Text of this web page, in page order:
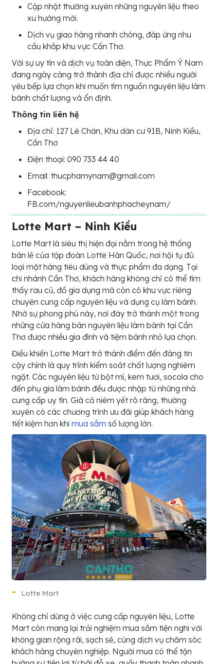
Cập nhật thường xuyên những nguyên liệu theo
xu hướng mới.
Dịch vụ giao hàng nhanh chóng, đáp ứng nhu
cầu khắp khu vực Cần Thơ.
Với sự uy tín và dịch vụ toàn diện, Thực Phẩm Ý Nam
đang ngày càng trở thành địa chỉ được nhiều người
yêu bếp lựa chọn khi muốn tìm nguồn nguyên liệu làm
bánh chất lượng và ổn định.
Thông tin liên hệ
Địa chỉ: 127 Lê Chân, Khu dân cư 91B, Ninh Kiều,
Cần Thơ
Điện thoại: 090 733 44 40
Email: thucphamynam@gmail.com
Facebook:
FB.com/nguyenlieubanhphacheynam/
Lotte Mart – Ninh Kiều
Lotte Mart là siêu thị hiện đại nằm trong hệ thống
bán lẻ của tập đoàn Lotte Hàn Quốc, nơi hội tụ đủ
loại mặt hàng tiêu dùng và thực phẩm đa dạng. Tại
chi nhánh Cần Thơ, khách hàng không chỉ có thể tìm
thấy rau củ, đồ gia dụng mà còn có khu vực riêng
chuyên cung cấp nguyên liệu và dụng cụ làm bánh.
Nhờ sự phong phú này, nơi đây trở thành một trong
những cửa hàng bán nguyên liệu làm bánh tại Cần
Thơ được nhiều gia đình và tiệm bánh nhỏ lựa chọn.
Điều khiến Lotte Mart trở thành điểm đến đáng tin
cậy chính là quy trình kiểm soát chất lượng nghiêm
ngặt. Các nguyên liệu từ bột mì, kem tươi, socola cho
đến phụ gia làm bánh đều được nhập từ những nhà
cung cấp uy tín. Giá cả niêm yết rõ ràng, thường
xuyên có các chương trình ưu đãi giúp khách hàng
tiết kiệm hơn khi mua sắm số lượng lớn.
Lotte Mart
Không chỉ dừng ở việc cung cấp nguyên liệu, Lotte
Mart còn mang lại trải nghiệm mua sắm tiện nghi với
không gian rộng rãi, sạch sẽ, cùng dịch vụ chăm sóc
khách hàng chuyên nghiệp. Người mua có thể tận